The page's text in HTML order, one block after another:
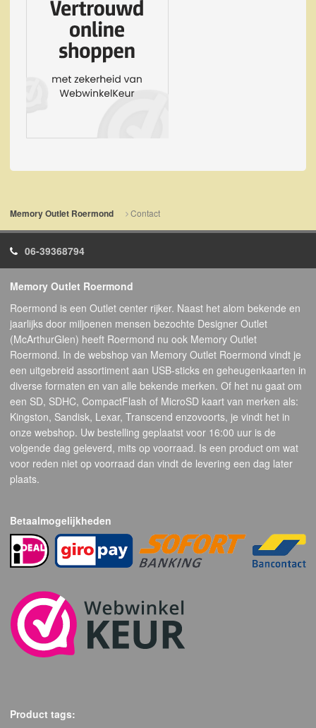
Memory Outlet Roermond Contact
06-39368794
Memory Outlet Roermond
Roermond is een Outlet center rijker. Naast het alom bekende en
jaarlijks door miljoenen mensen bezochte Designer Outlet
(McArthurGlen) heeft Roermond nu ook Memory Outlet
Roermond. In de webshop van Memory Outlet Roermond vindt je
een uitgebreid assortiment aan USB-sticks en geheugenkaarten in
diverse formaten en van alle bekende merken. Of het nu gaat om
een SD, SDHC, CompactFlash of MicroSD kaart van merken als:
Kingston, Sandisk, Lexar, Transcend enzovoorts, je vindt het in
onze webshop. Uw bestelling geplaatst voor 16:00 uur is de
volgende dag geleverd, mits op voorraad. Is een product om wat
voor reden niet op voorraad dan vindt de levering een dag later
plaats.
Betaalmogelijkheden
Product tags: